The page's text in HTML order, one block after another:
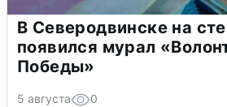
В Северодвинске на
появился мурал
Победы»
5 августа 0